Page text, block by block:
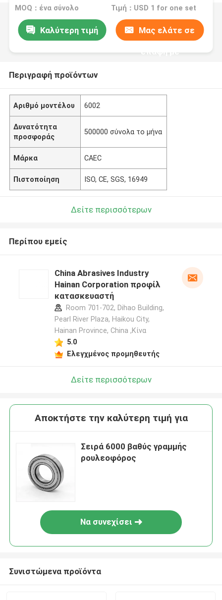
MOQ：ένα σύνολο Τιμή：USD 1 for one set
Καλύτερη τιμή Μας ελάτε σε
επαφή με
Περιγραφή προϊόντων
Αριθμό μοντέλου 6002
Δυνατότητα
προσφοράς
500000 σύνολα το μήνα
Μάρκα CAEC
Πιστοποίηση ISO, CE, SGS, 16949
Δείτε περισσότερων
Περίπου εμείς
China Abrasives Industry
Hainan Corporation προφίλ
κατασκευαστή
Room 701-702, Dihao Building,
Pearl River Plaza, Haikou City,
Hainan Province, China ,Κίνα
5.0
Ελεγχμένος προμηθευτής
Δείτε περισσότερων
Αποκτήστε την καλύτερη τιμή για
Σειρά 6000 βαθύς γραμμής
ρουλεοφόρος
Να συνεχίσει
Συνιστώμενα προϊόντα